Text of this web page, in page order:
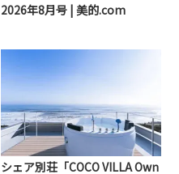
2026年8月号 | 美的.com
シェア別荘「COCO VILLA Own